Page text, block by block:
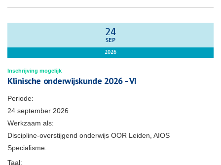
24
SEP
2026
Inschrijving mogelijk
Klinische onderwijskunde 2026 - VI
Periode:
24 september 2026
Werkzaam als:
Discipline-overstijgend onderwijs OOR Leiden, AIOS
Specialisme:
Taal: